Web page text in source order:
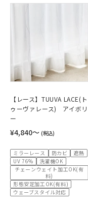
【レース】TUUVA LACE(ト
ゥーヴァレース) アイボリ
ー
¥4,840〜 (税込)
ミラーレース 防カビ
遮熱
UV 76%
洗濯機OK
チェーンウェイト加工OK(有
料)
形態安定加工OK(有料)
ウェーブスタイル対応